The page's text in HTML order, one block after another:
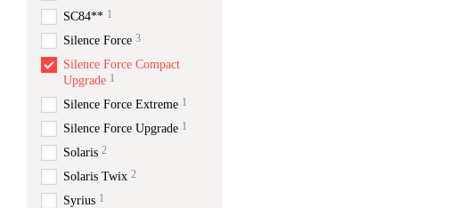
SC84** 1
Silence Force 3
Silence Force Compact
Upgrade 1
Silence Force Extreme 1
Silence Force Upgrade 1
Solaris 2
Solaris Twix 2
Syrius 1